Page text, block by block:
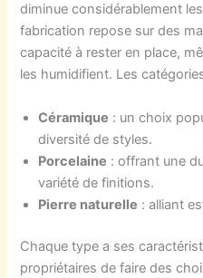
diminue considérablement
fabrication repose sur des
capacité à rester en place,
les humidifient. Les
Céramique : un choix
diversité de styles.
Porcelaine : offrant une
variété de finitions.
Pierre naturelle : alliant
Chaque type a ses
propriétaires de faire des